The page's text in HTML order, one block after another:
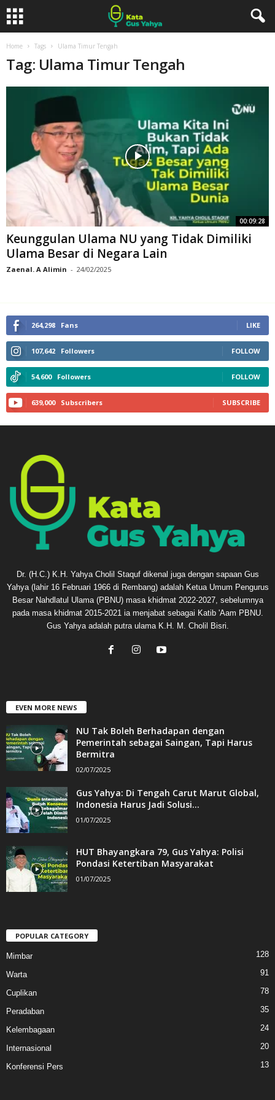
Home Tags Ulama Timur Tengah
Tag: Ulama Timur Tengah
00:09:28
Keunggulan Ulama NU yang Tidak Dimiliki
Ulama Besar di Negara Lain
Zaenal. A Alimin - 24/02/2025
264,298 Fans LIKE
107,642 Followers FOLLOW
54,600 Followers FOLLOW
639,000 Subscribers SUBSCRIBE
Dr. (H.C.) K.H. Yahya Cholil Staquf dikenal juga dengan sapaan Gus
Yahya (lahir 16 Februari 1966 di Rembang) adalah Ketua Umum Pengurus
Besar Nahdlatul Ulama (PBNU) masa khidmat 2022-2027, sebelumnya
pada masa khidmat 2015-2021 ia menjabat sebagai Katib 'Aam PBNU.
Gus Yahya adalah putra ulama K.H. M. Cholil Bisri.
EVEN MORE NEWS
NU Tak Boleh Berhadapan dengan
Pemerintah sebagai Saingan, Tapi Harus
Bermitra
02/07/2025
Gus Yahya: Di Tengah Carut Marut Global,
Indonesia Harus Jadi Solusi...
01/07/2025
HUT Bhayangkara 79, Gus Yahya: Polisi
Pondasi Ketertiban Masyarakat
01/07/2025
POPULAR CATEGORY
Mimbar 128
Warta 91
Cuplikan 78
Peradaban 35
Kelembagaan 24
Internasional 20
Konferensi Pers 13